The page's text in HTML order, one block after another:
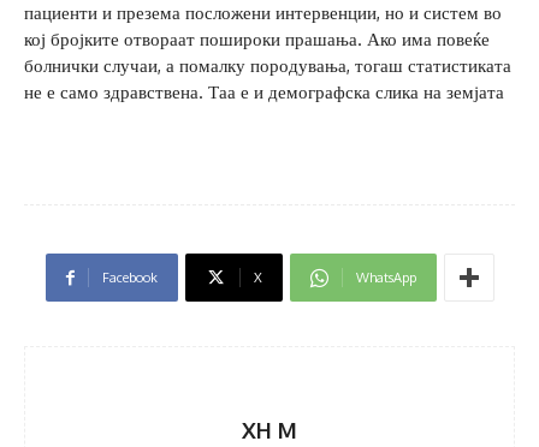
пациенти и презема посложени интервенции, но и систем во
кој бројките отвораат пошироки прашања. Ако има повеќе
болнички случаи, а помалку породувања, тогаш статистиката
не е само здравствена. Таа е и демографска слика на земјата
Facebook X WhatsApp
XH M